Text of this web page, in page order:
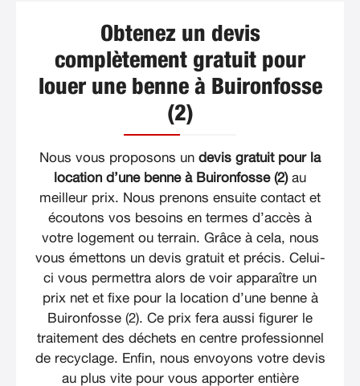
Obtenez un devis
complètement gratuit pour
louer une benne à Buironfosse
(2)
Nous vous proposons un devis gratuit pour la
location d’une benne à Buironfosse (2)au
meilleur prix. Nous prenons ensuite contact et
écoutons vos besoins en termes d’accès à
votre logement ou terrain. Grâce à cela, nous
vous émettons un devis gratuit et précis. Celui-
ci vous permettra alors de voir apparaître un
prix net et fixe pour la location d’une benne à
Buironfosse (2). Ce prix fera aussi figurer le
traitement des déchets en centre professionnel
de recyclage. Enfin, nous envoyons votre devis
au plus vite pour vous apporter entière